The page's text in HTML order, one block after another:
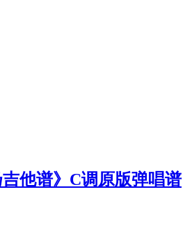
他谱》C调原版弹唱谱